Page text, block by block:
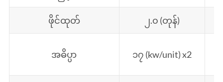
ဖိုင်ထုတ် ၂.၀ (တုန်)
အဓိပ္ပာ ၁၇ (kw/unit) x2